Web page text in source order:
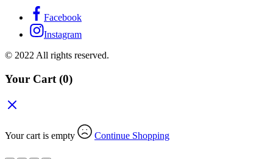
Facebook
Instagram
© 2022 All rights reserved.
Your Cart (0)
Your cart is empty Continue Shopping